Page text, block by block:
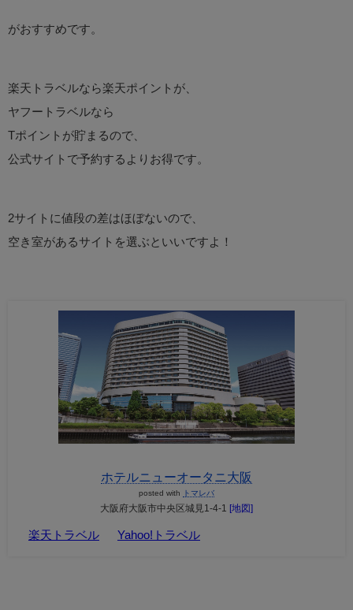
がおすすめです。
楽天トラベルなら楽天ポイントが、
ヤフートラベルなら
Tポイントが貯まるので、
公式サイトで予約するよりお得です。
2サイトに値段の差はほぼないので、
空き室があるサイトを選ぶといいですよ！
ホテルニューオータニ大阪
posted with トマレバ
大阪府大阪市中央区城見1-4-1 [地図]
楽天トラベル Yahoo!トラベル